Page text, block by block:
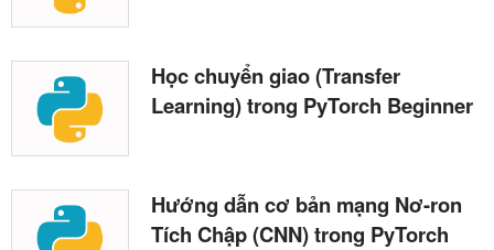
Học chuyển giao (Transfer
Learning) trong PyTorch Beginner
Hướng dẫn cơ bản mạng Nơ-ron
Tích Chập (CNN) trong PyTorch